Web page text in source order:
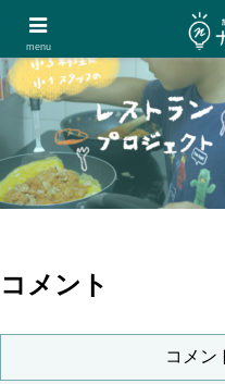
コメント
コメン
menu